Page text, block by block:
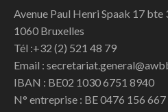
Avenue Paul Henri Spaak 17 bte
1060 Bruxelles
Tél :+32 (2) 521 48 79
Email :
IBAN : BE02 1030 6751 8940
N° entreprise : BE 0476 156 667